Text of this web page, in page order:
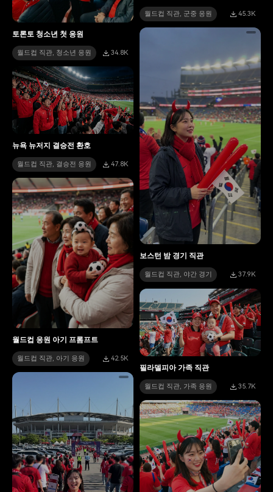
토론토 청소년 첫 응원
월드컵 직관, 청소년 응원 34.8K
월드컵 직관, 군중 응원 45.3K
보스턴 밤 경기 직관
월드컵 직관, 야간 경기 37.9K
뉴욕 뉴저지 결승전 환호
월드컵 직관, 결승전 응원 47.8K
월드컵 응원 아기 프롬프트
월드컵 직관, 아기 응원 42.5K
필라델피아 가족 직관
월드컵 직관, 가족 응원 35.7K